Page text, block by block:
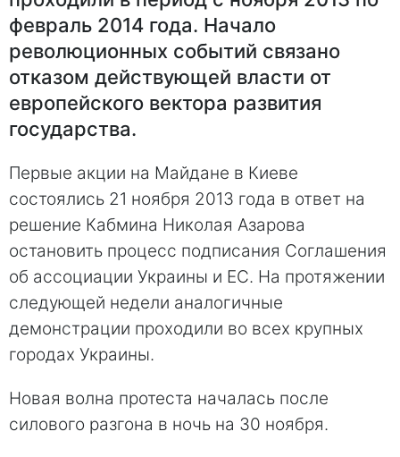
февраль 2014 года. Начало
революционных событий связано
отказом действующей власти от
европейского вектора развития
государства.
Первые акции на Майдане в Киеве
состоялись 21 ноября 2013 года в ответ на
решение Кабмина Николая Азарова
остановить процесс подписания Соглашения
об ассоциации Украины и ЕС. На протяжении
следующей недели аналогичные
демонстрации проходили во всех крупных
городах Украины.
Новая волна протеста началась после
силового разгона в ночь на 30 ноября.